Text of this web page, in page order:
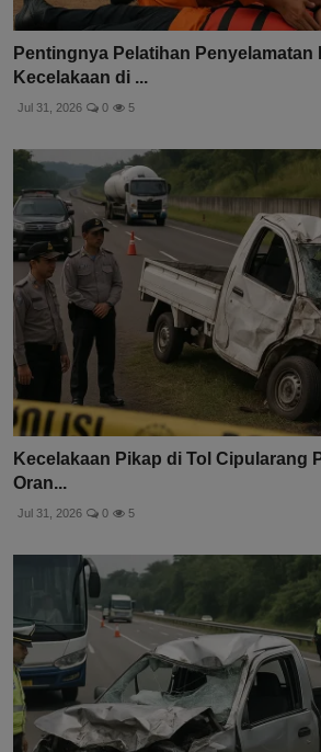
Pentingnya Pelatihan Penyelamatan
Kecelakaan di ...
Jul 31, 2026 0 5
Kecelakaan Pikap di Tol Cipularang
Oran...
Jul 31, 2026 0 5